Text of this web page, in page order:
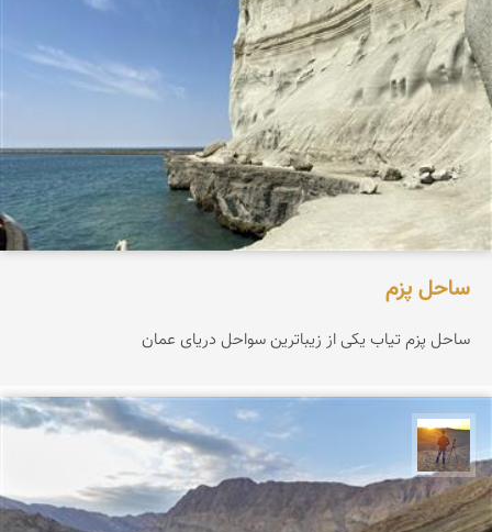
ساحل پزم‌
ساحل پزم تیاب یکی از زیباترین سواحل دریای عمان